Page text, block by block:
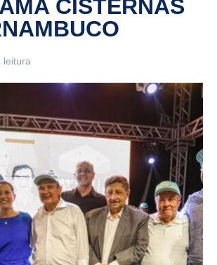
CISTERNAS